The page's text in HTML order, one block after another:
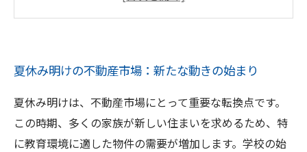
新たな購入希望者の登場：市場賑わう夏明け
成功する売却戦略：夏休み明けの不動産市場を
制するには
夏休み明けの不動産市場：新たな動きの始まり
夏休み明けは、不動産市場にとって重要な転換点です。
この時期、多くの家族が新しい住まいを求めるため、特
に教育環境に適した物件の需要が増加します。学校の始